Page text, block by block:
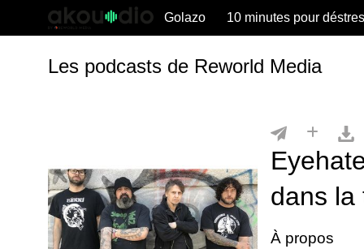
Golazo 10 minutes pour
Les podcasts de Reworld Media
dans
À propos